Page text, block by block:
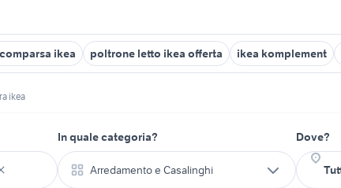
ikea poltrone letto ikea offerta ikea komplement
ikea
In quale categoria?
Arredamento e Casalinghi
Dove?